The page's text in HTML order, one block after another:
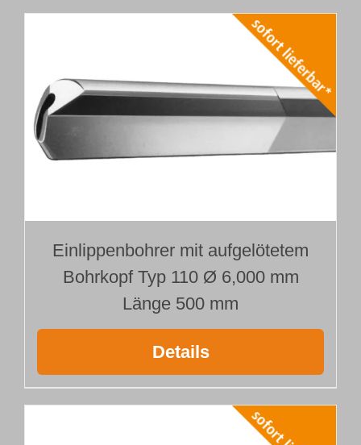
Einlippenbohrer mit aufgelötetem
Bohrkopf Typ 110 Ø 6,000 mm
Länge 500 mm
Details